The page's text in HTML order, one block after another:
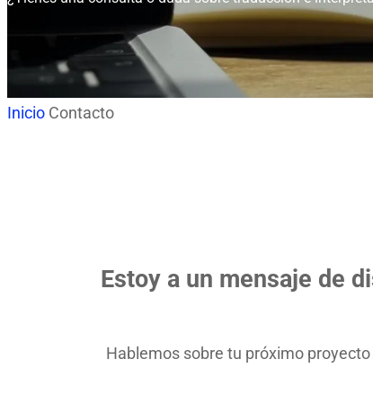
Inicio Contacto
Estoy a un mensaje de
Hablemos sobre tu próximo